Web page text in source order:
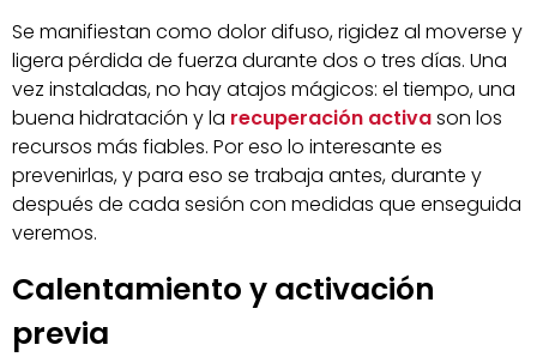
Se manifiestan como dolor difuso, rigidez al moverse y
ligera pérdida de fuerza durante dos o tres días. Una
vez instaladas, no hay atajos mágicos: el tiempo, una
buena hidratación y la recuperación activason los
recursos más fiables. Por eso lo interesante es
prevenirlas, y para eso se trabaja antes, durante y
después de cada sesión con medidas que enseguida
veremos.
Calentamiento y activación
previa